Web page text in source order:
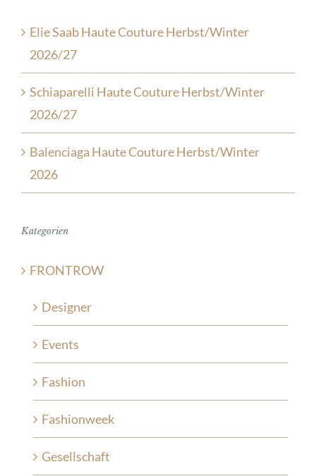
Elie Saab Haute Couture Herbst/Winter
2026/27
Schiaparelli Haute Couture Herbst/Winter
2026/27
Balenciaga Haute Couture Herbst/Winter
2026
Kategorien
FRONTROW
Designer
Events
Fashion
Fashionweek
Gesellschaft